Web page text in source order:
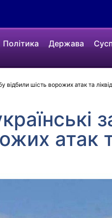
Політика Держава
відбили шість ворожих атак та
атак